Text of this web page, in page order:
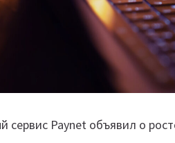
сервис Paynet объявил о